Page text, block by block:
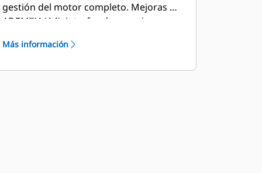
gestión del motor completo. Mejoras de
ADEM™4 (A4): interfaz de usuario,
parada y diagnósticos del sistema.
Más información